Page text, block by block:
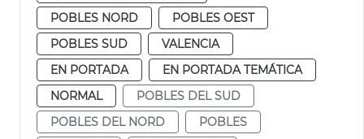
POBLES NORD
POBLES OEST
POBLES SUD
VALENCIA
EN PORTADA
EN PORTADA TEMÁTICA
NORMAL
POBLES DEL SUD
POBLES DEL NORD
POBLES